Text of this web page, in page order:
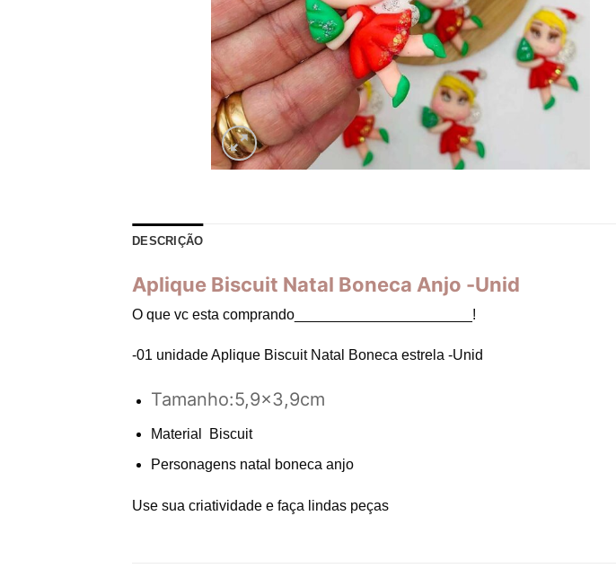
DESCRIÇÃO
Aplique Biscuit Natal Boneca Anjo -Unid
O que vc esta comprando______________________!
-01 unidade Aplique Biscuit Natal Boneca estrela -Unid
Tamanho:5,9×3,9cm
Material Biscuit
Personagens natal boneca anjo
Use sua criatividade e faça lindas peças